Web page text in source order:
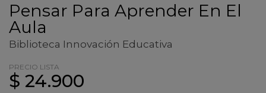
Pensar Para Aprender En El
Aula
Biblioteca Innovación Educativa
PRECIO LISTA
$ 24.900